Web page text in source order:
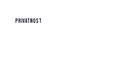
Privatnost